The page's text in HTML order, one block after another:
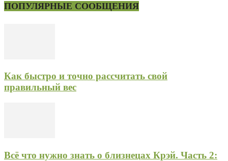
ПОПУЛЯРНЫЕ СООБЩЕНИЯ
Как быстро и точно рассчитать свой
правильный вес
Всё что нужно знать о близнецах Крэй. Часть 2: